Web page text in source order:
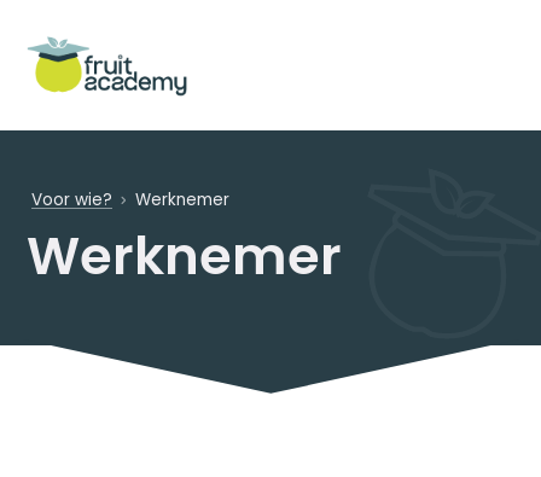
Voor wie? Werknemer
Werknemer